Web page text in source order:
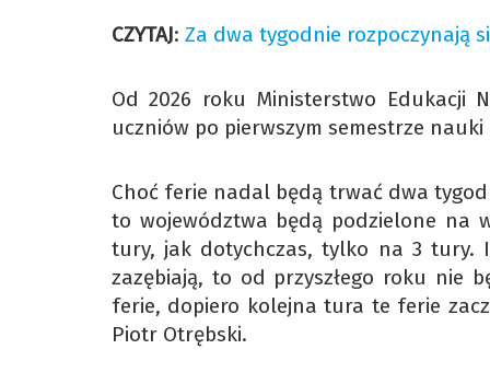
CZYTAJ: Za dwa tygodnie rozpoczynają
Od 2026 roku Ministerstwo Edukacji
uczniów po pierwszym semestrze
Choć ferie nadal będą trwać dwa
to województwa będą podzielone na
tury, jak dotychczas, tylko na 3 tury.
zazębiają, to od przyszłego roku nie
ferie, dopiero kolejna tura te ferie
Piotr Otrębski.